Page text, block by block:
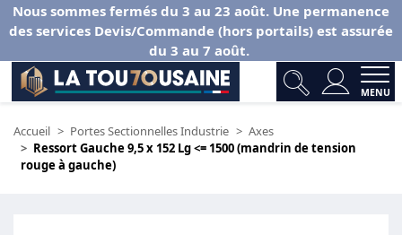
Nous sommes fermés du 3 au 23 août. Une permanence
des services Devis/Commande (hors portails) est assurée
du 3 au 7 août.
MENU
Accueil Portes Sectionnelles Industrie
Axes
Ressort Gauche 9,5 x 152 Lg <= 1500 (mandrin de tension
rouge à gauche)